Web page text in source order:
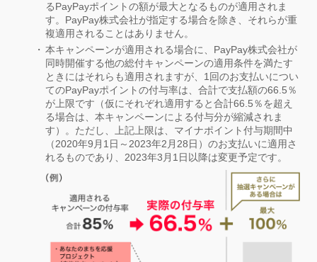
るPayPayポイントの額が最大となるものが適用されま
す。PayPay株式会社が指定する場合を除き、それらが重
複適用されることはありません。
本キャンペーンが適用される場合に、PayPay株式会社が
同時開催する他の総付キャンペーンの適用条件を満たす
ときにはそれらも適用されますが、1回のお支払いについ
てのPayPayポイントの付与率は、合計で支払額の66.5％
が上限です（仮にそれぞれ適用すると合計66.5％を超え
る場合は、本キャンペーンによる付与分が縮減されま
す）。ただし、上記上限は、マイナポイント付与期間中
（2020年9月1日～2023年2月28日）のお支払いに適用さ
れるものであり、2023年3月1日以降は変更予定です。